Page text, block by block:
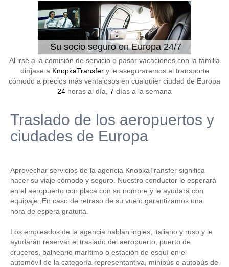
Su socio seguro en Europa 24/7
Al irse a la comisión de servicio o pasar vacaciones con la familia
diríjase a KnopkaTransfery le aseguraremos el transporte
cómodo a precios más ventajosos en cualquier ciudad de Europa
24 horas al día, 7 días a la semana
Traslado de los aeropuertos y
ciudades de Europa
Aprovechar servicios de la agencia KnopkaTransfer significa
hacer su viaje cómodo y seguro. Nuestro conductor le esperará
en el aeropuerto con placa con su nombre y le ayudará con
equipaje. En caso de retraso de su vuelo garantizamos una
hora de espera gratuita.
Los empleados de la agencia hablan ingles, italiano y ruso y le
ayudarán reservar el traslado del aeropuerto, puerto de
cruceros, balneario marítimo o estación de esquí en el
automóvil de la categoría representantiva, minibús o autobús de